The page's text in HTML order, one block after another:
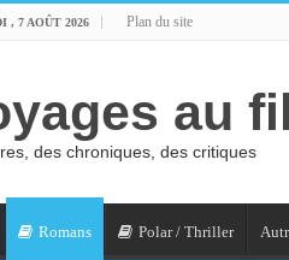
, 7 AOÛT 2026 Plan du site
au
des chroniques, des critiques
Romans Polar / Thriller